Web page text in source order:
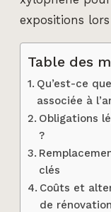
expositions
Table des
Qu’est-ce
associée à
Obligations
?
clés
Coûts et
de rénovation